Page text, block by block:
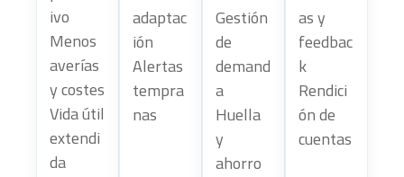
ivo
Menos
averías
y costes
Vida útil
extendi
da
adaptac
ión
Alertas
tempra
nas
Gestión
de
demand
a
Huella
y
ahorro
as y
feedbac
k
Rendici
ón de
cuentas